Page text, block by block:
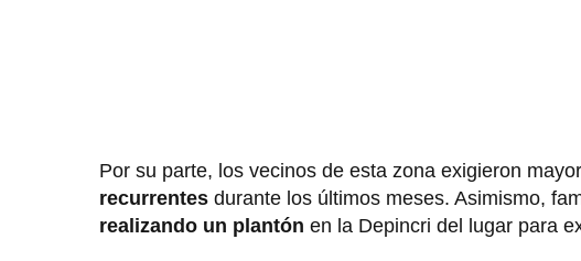
Por su parte, los vecinos de esta zona exigieron
recurrentes durante los últimos meses. Asimismo,
realizando un plantón en la Depincri del lugar para